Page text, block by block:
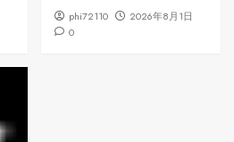
phi72110
2026年8月1日
0